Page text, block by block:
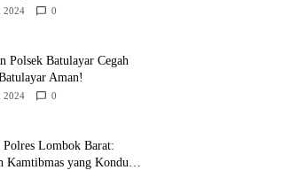
2024 0
Polsek Batulayar Cegah
Aman!
2024 0
Lombok Barat:
Kamtibmas yang Kondusif